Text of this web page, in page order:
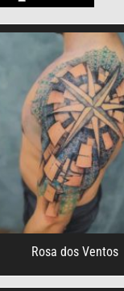
Rosa dos Ventos